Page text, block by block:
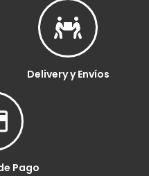
Delivery y Envíos
Pago